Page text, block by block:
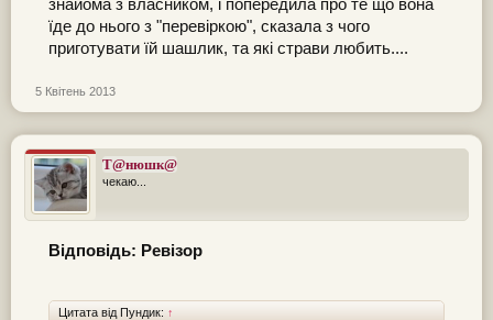
знайома з власником, і попередила про те що вона
їде до нього з "перевіркою", сказала з чого
приготувати їй шашлик, та які страви любить....
5 Квітень 2013
Т@нюшк@
чекаю...
Відповідь: Ревізор
Цитата від Пундик: ↑